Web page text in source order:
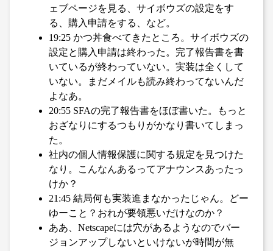
ェブページを見る、サイボウズの設定をす
る、購入申請をする、など。
19:25 かつ丼食べてきたところ。サイボウズの
設定と購入申請は終わった。完了報告書を書
いているが終わっていない。実装は全くして
いない。まだメイルも読み終わってないんだ
よなあ。
20:55 SFAの完了報告書をほぼ書いた。もっと
おざなりにするつもりがかなり書いてしまっ
た。
社内の個人情報保護に関する規定を見つけた
なり。こんなんあるってアナウンスあったっ
けか？
21:45 結局何も実装進まなかったじゃん。どー
ゆーこと？おれが要領悪いだけなのか？
ああ、Netscapeには穴があるようなのでバー
ジョンアップしないといけないが時間が無